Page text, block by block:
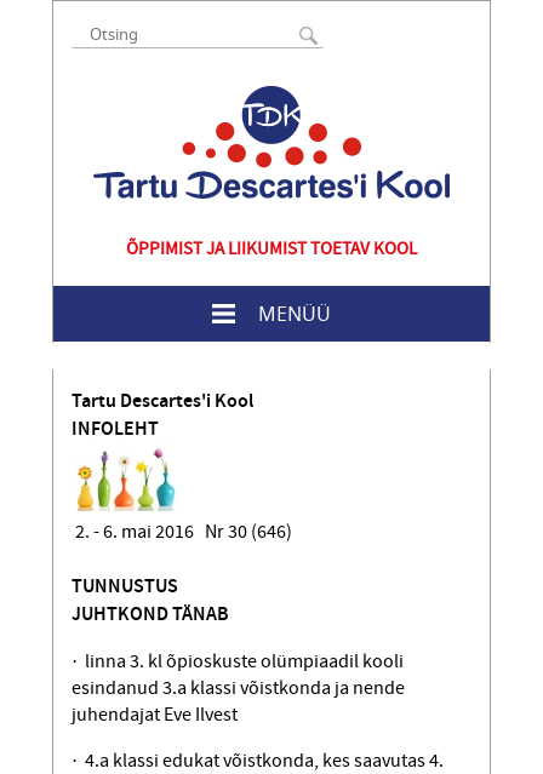
ÕPPIMIST JA LIIKUMIST TOETAV KOOL
MENÜÜ
Tartu Descartes'i Kool
INFOLEHT
2. - 6. mai 2016 Nr 30 (646)
TUNNUSTUS
JUHTKOND TÄNAB
· linna 3. kl õpioskuste olümpiaadil kooli
esindanud 3.a klassi võistkonda ja nende
juhendajat Eve Ilvest
· 4.a klassi edukat võistkonda, kes saavutas 4.